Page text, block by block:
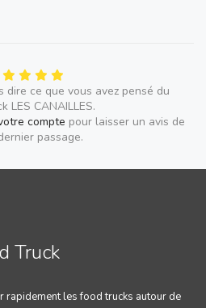
dire ce que vous avez pensé du
LES CANAILLES.
compte pour laisser un avis de
passage.
Truck
rapidement les food trucks autour de